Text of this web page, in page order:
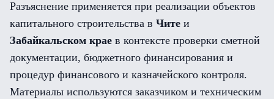
Разъяснение применяется при реализации объектов
капитального строительства в Чите и
Забайкальском крае в контексте проверки сметной
документации, бюджетного финансирования и
процедур финансового и казначейского контроля.
Материалы используются заказчиком и техническим